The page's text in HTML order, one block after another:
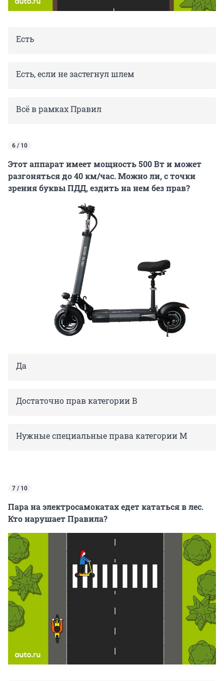
Есть
Есть, если не застегнул шлем
Всё в рамках Правил
6 / 10
Этот аппарат имеет мощность 500 Вт и может
разгоняться до 40 км/час. Можно ли, с точки
зрения буквы ПДД, ездить на нем без прав?
Да
Достаточно прав категории В
Нужные специальные права категории М
7 / 10
Пара на электросамокатах едет кататься в лес.
Кто нарушает Правила?